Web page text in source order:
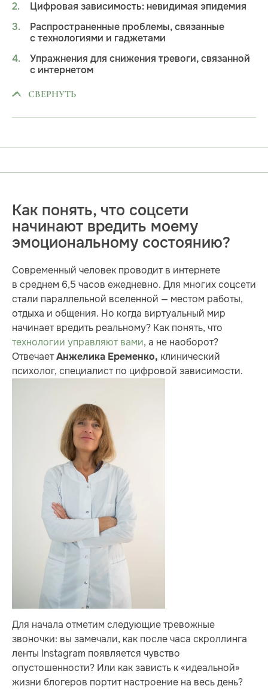
Цифровая зависимость: невидимая эпидемия
Распространенные проблемы, связанные
с технологиями и гаджетами
Упражнения для снижения тревоги, связанной
с интернетом
СВЕРНУТЬ
Как понять, что соцсети
начинают вредить моему
эмоциональному состоянию?
Современный человек проводит в интернете
в среднем 6,5 часов ежедневно. Для многих соцсети
стали параллельной вселенной — местом работы,
отдыха и общения. Но когда виртуальный мир
начинает вредить реальному? Как понять, что
технологии управляют вами, а не наоборот?
ОтвечаетАнжелика Еременко, клинический
психолог, специалист по цифровой зависимости.
Для начала отметим следующие тревожные
звоночки: вы замечали, как после часа скроллинга
ленты Instagram появляется чувство
опустошенности? Или как зависть к «идеальной»
жизни блогеров портит настроение на весь день?